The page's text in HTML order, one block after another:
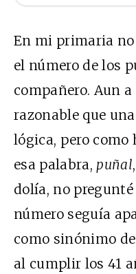
En mi primaria no
el número de los
compañero. Aun
razonable que
lógica, pero como
esa palabra, puñal
dolía, no
número seguía
como sinónimo
al cumplir los 41